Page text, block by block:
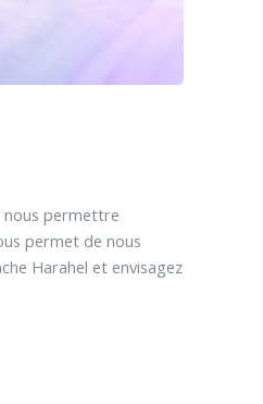
nous permettre
permet de nous
Harahel et envisagez